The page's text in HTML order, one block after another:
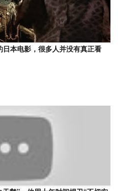
日本电影，很多人并没有真正看